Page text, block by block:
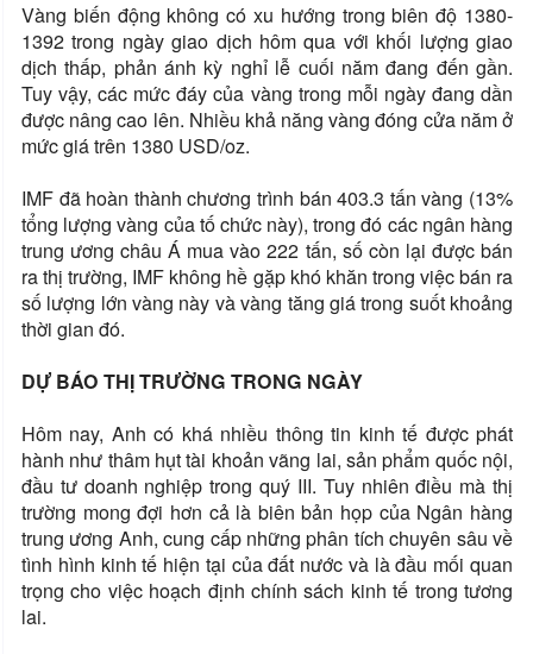
Vàng biến động không có xu hướng trong biên độ 1380-
1392 trong ngày giao dịch hôm qua với khối lượng giao
dịch thấp, phản ánh kỳ nghỉ lễ cuối năm đang đến gần.
Tuy vậy, các mức đáy của vàng trong mỗi ngày đang dần
được nâng cao lên. Nhiều khả năng vàng đóng cửa năm ở
mức giá trên 1380 USD/oz.
IMF đã hoàn thành chương trình bán 403.3 tấn vàng (13%
tổng lượng vàng của tố chức này), trong đó các ngân hàng
trung ương châu Á mua vào 222 tấn, số còn lại được bán
ra thị trường, IMF không hề gặp khó khăn trong việc bán ra
số lượng lớn vàng này và vàng tăng giá trong suốt khoảng
thời gian đó.
DỰ BÁO THỊ TRƯỜNG TRONG NGÀY
Hôm nay, Anh có khá nhiều thông tin kinh tế được phát
hành như thâm hụt tài khoản vãng lai, sản phẩm quốc nội,
đầu tư doanh nghiệp trong quý III. Tuy nhiên điều mà thị
trường mong đợi hơn cả là biên bản họp của Ngân hàng
trung ương Anh, cung cấp những phân tích chuyên sâu về
tình hình kinh tế hiện tại của đất nước và là đầu mối quan
trọng cho việc hoạch định chính sách kinh tế trong tương
lai.